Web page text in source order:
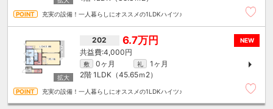
充実の設備！一人暮らしにオススメの1LDKハイツ♪
NEW
202 6.7万円
4,000円
敷 0ヶ月 礼
1ヶ月
2階 1LDK（45.65ｍ 2）
充実の設備！一人暮らしにオススメの1LDKハイツ♪